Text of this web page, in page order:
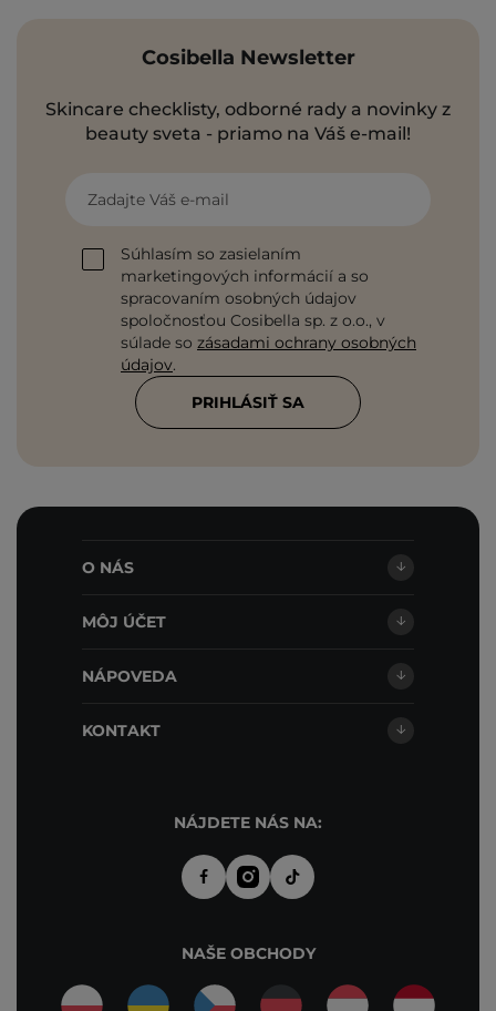
Cosibella Newsletter
Skincare checklisty, odborné rady a novinky z
beauty sveta - priamo na Váš e-mail!
Zadajte Váš e-mail
Súhlasím so zasielaním
marketingových informácií a so
spracovaním osobných údajov
spoločnosťou Cosibella sp. z o.o., v
súlade so zásadami ochrany osobných
údajov.
PRIHLÁSIŤ SA
O NÁS
MÔJ ÚČET
NÁPOVEDA
KONTAKT
NÁJDETE NÁS NA:
NAŠE OBCHODY